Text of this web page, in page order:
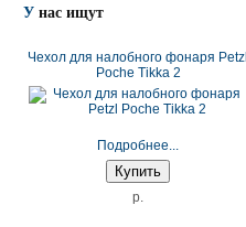
У нас ищут
Чехол для налобного фонаря Petzl
Poche Tikka 2
Подробнее...
p.